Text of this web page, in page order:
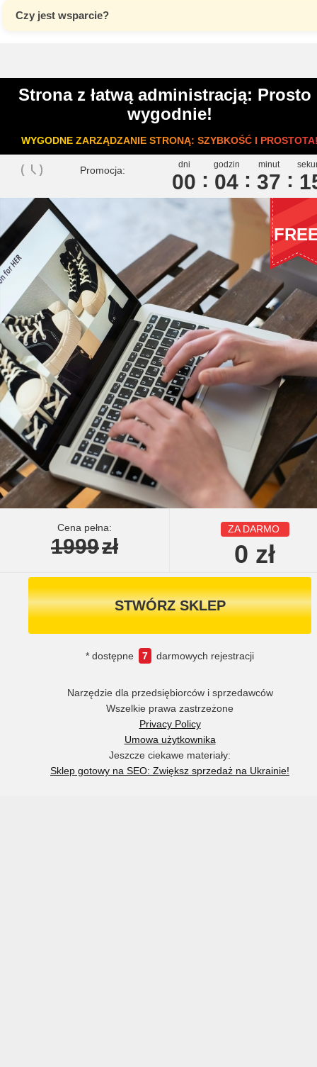
Czy jest wsparcie?
Strona z łatwą administracją: Prosto
wygodnie!
WYGODNE ZARZĄDZANIE STRONĄ: SZYBKOŚĆ I
Promocja: dni
00
godzin
04
minut
37 1
Cena pełna:
1999zł
ZA DARMO
0 zł
STWÓRZ SKLEP
* dostępne 7 darmowych rejestracji
Narzędzie dla przedsiębiorców i sprzedawców
Wszelkie prawa zastrzeżone
Privacy Policy
Umowa użytkownika
Jeszcze ciekawe materiały:
Sklep gotowy na SEO: Zwiększ sprzedaż na Ukrainie!